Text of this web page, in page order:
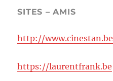
SITES – AMIS
http://www.cinestan.be
https://laurentfrank.be